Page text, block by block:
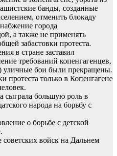
банды, созданные
отменить блокаду
города
а также не применять
забастовки протеста.
в стране заставил
требований копенгагенцев,
уличные бои были прекращены.
протеста только в Копенгагене
сыграла большую роль в
народа на борьбу с
о борьбе с детской
советских войск на Дальнем